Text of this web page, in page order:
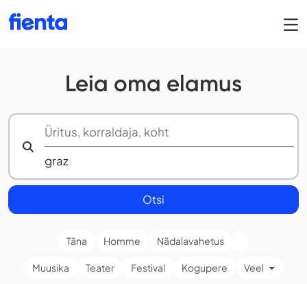
Leia oma elamus
Otsi
Täna Homme Nädalavahetus
Muusika Teater Festival Kogupere Veel